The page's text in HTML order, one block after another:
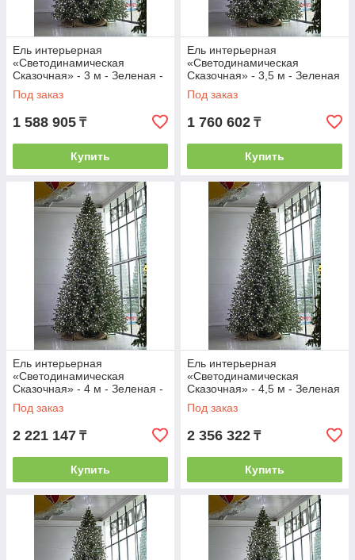
Ель интерьерная
«Светодинамическая
Сказочная» - 3 м - Зеленая -
ствольная - хвоя-пленка
Под заказ
1 588 905 ₸
Купить
Ель интерьерная
«Светодинамическая
Сказочная» - 3,5 м - Зеленая
- ствольная - хвоя-пленка
Под заказ
1 760 602 ₸
Купить
Ель интерьерная
«Светодинамическая
Сказочная» - 4 м - Зеленая -
ствольная - хвоя-пленка
Под заказ
2 221 147 ₸
Купить
Ель интерьерная
«Светодинамическая
Сказочная» - 4,5 м - Зеленая
- ствольная - хвоя-пленка
Под заказ
2 356 322 ₸
Купить